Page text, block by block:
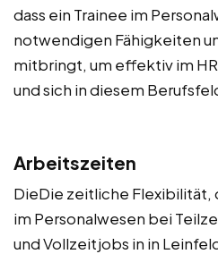
dass ein Trainee im
notwendigen Fähigkeiten
mitbringt, um effektiv im
und sich in diesem
Arbeitszeiten
DieDie zeitliche Flexibilität,
im Personalwesen bei
und Vollzeitjobs in in